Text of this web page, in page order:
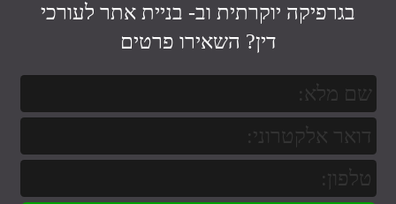
לאפס
את
כל
cached
בגרפיקה יוקרתית וב- בניית אתר לעורכי
דין? השאירו פרטים